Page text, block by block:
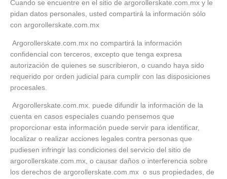
Cuando se encuentre en el sitio de argorollerskate.com.mx y le
pidan datos personales, usted compartirá la información sólo
con argorollerskate.com.mx
Argorollerskate.com.mx no compartirá la información
confidencial con terceros, excepto que tenga expresa
autorización de quienes se suscribieron, o cuando haya sido
requerido por orden judicial para cumplir con las disposiciones
procesales.
Argorollerskate.com.mx. puede difundir la información de la
cuenta en casos especiales cuando pensemos que
proporcionar esta información puede servir para identificar,
localizar o realizar acciones legales contra personas que
pudiesen infringir las condiciones del servicio del sitio de
argorollerskate.com.mx, o causar daños o interferencia sobre
los derechos de argorollerskate.com.mx o sus propiedades, de